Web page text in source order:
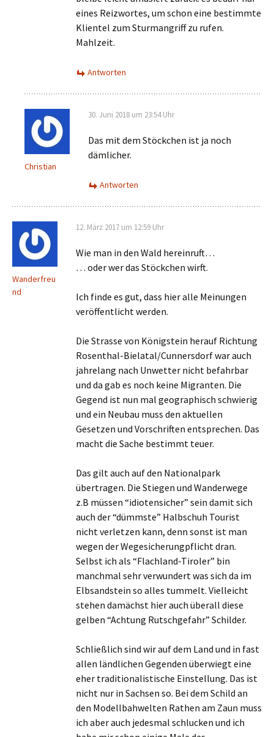
eines Reizwortes, um schon eine bestimmte
Klientel zum Sturmangriff zu rufen.
Mahlzeit.
Antworten
Christian
30. Juni 2018 um 23:54 Uhr
Das mit dem Stöckchen ist ja noch
dämlicher.
Antworten
Wanderfreu
nd
12. März 2017 um 12:59 Uhr
Wie man in den Wald hereinruft…
… oder wer das Stöckchen wirft.
Ich finde es gut, dass hier alle Meinungen
veröffentlicht werden.
Die Strasse von Königstein herauf Richtung
Rosenthal-Bielatal/Cunnersdorf war auch
jahrelang nach Unwetter nicht befahrbar
und da gab es noch keine Migranten. Die
Gegend ist nun mal geographisch schwierig
und ein Neubau muss den aktuellen
Gesetzen und Vorschriften entsprechen. Das
macht die Sache bestimmt teuer.
Das gilt auch auf den Nationalpark
übertragen. Die Stiegen und Wanderwege
z.B müssen “idiotensicher” sein damit sich
auch der “dümmste” Halbschuh Tourist
nicht verletzen kann, denn sonst ist man
wegen der Wegesicherungpflicht dran.
Selbst ich als “Flachland-Tiroler” bin
manchmal sehr verwundert was sich da im
Elbsandstein so alles tummelt. Vielleicht
stehen damächst hier auch überall diese
gelben “Achtung Rutschgefahr” Schilder.
Schließlich sind wir auf dem Land und in fast
allen ländlichen Gegenden überwiegt eine
eher traditionalistische Einstellung. Das ist
nicht nur in Sachsen so. Bei dem Schild an
den Modellbahwelten Rathen am Zaun muss
ich aber auch jedesmal schlucken und ich